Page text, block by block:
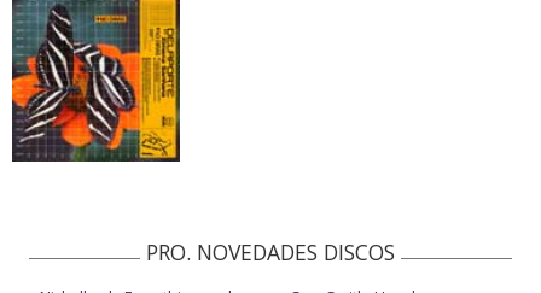
PRO. NOVEDADES DISCOS